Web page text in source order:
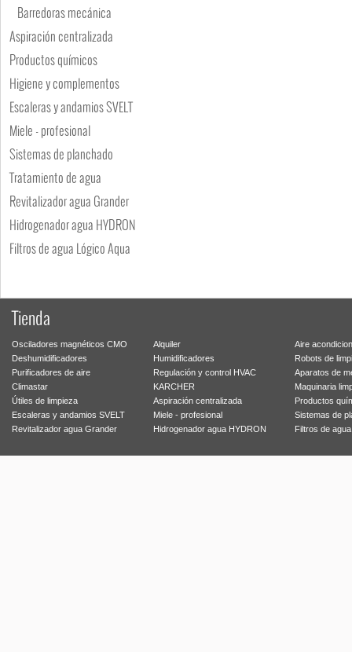
Barredoras mecánica
Aspiración centralizada
Productos químicos
Higiene y complementos
Escaleras y andamios SVELT
Miele - profesional
Sistemas de planchado
Tratamiento de agua
Revitalizador agua Grander
Hidrogenador agua HYDRON
Filtros de agua Lógico Aqua
Tienda
Osciladores magnéticos CMO Alquiler
Aire
Deshumidificadores
Humidificadores
Robots de
Purificadores de aire
Regulación y control HVAC
Aparatos de
Climastar
KARCHER
Maquinaria
Útiles de limpieza
Aspiración centralizada
Productos
Escaleras y andamios SVELT
Miele - profesional
Sistemas de
Revitalizador agua Grander
Hidrogenador agua HYDRON Filtros de